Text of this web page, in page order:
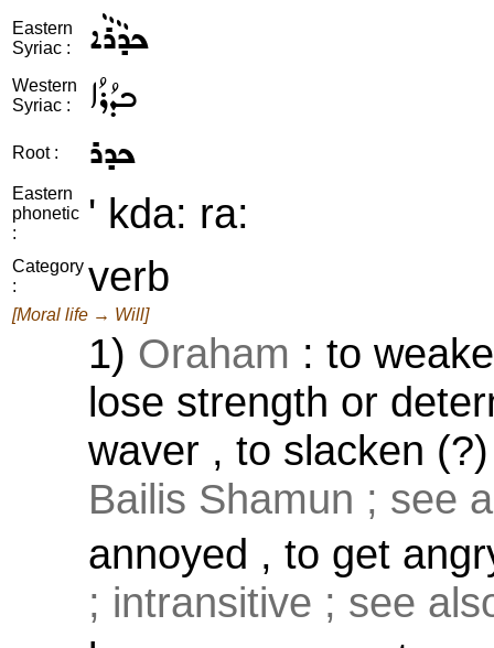
Eastern
Syriac :
ܟܕܵܪܵܐ
Western
Syriac :
ܟܕܳܪܳܐ
Root : ܟܕܪ
Eastern
phonetic
:
' kda: ra:
Category
:
verb
[Moral life → Will]
1) Oraham : to
lose strength or
waver , to slacken
Bailis Shamun ; see
annoyed , to get
; intransitive ; see